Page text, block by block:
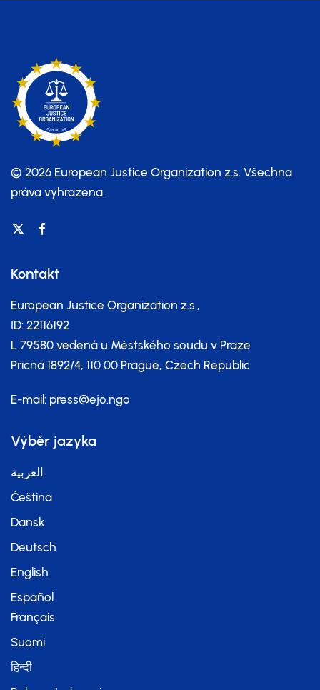
© 2026 European Justice Organization z.s. Všechna
práva vyhrazena.
Kontakt
European Justice Organization z.s.,
ID: 22116192
L 79580 vedená u Městského soudu v Praze
Pricna 1892/4, 110 00 Prague, Czech Republic
E-mail: press@ejo.ngo
Výběr jazyka
العربية
Čeština
Dansk
Deutsch
English
Español
Français
Suomi
हिन्दी